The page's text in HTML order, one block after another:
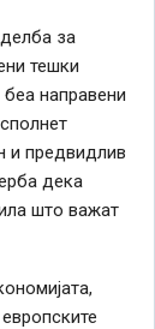
за
тешки
направени
и предвидлив
дека
што важат